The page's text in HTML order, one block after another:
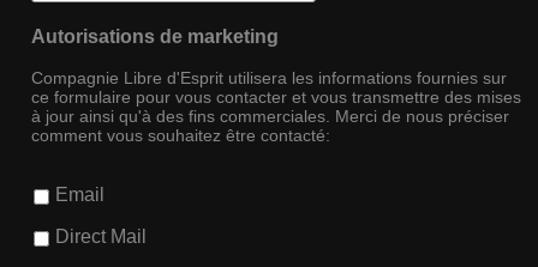
Autorisations de marketing
Compagnie Libre d'Esprit utilisera les informations fournies sur
ce formulaire pour vous contacter et vous transmettre des mises
à jour ainsi qu'à des fins commerciales. Merci de nous préciser
comment vous souhaitez être contacté:
Email
Direct Mail